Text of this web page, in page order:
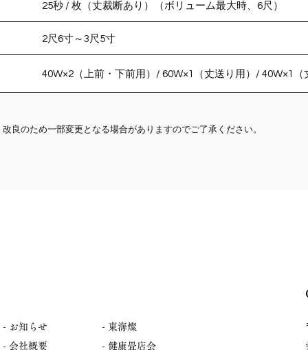
25秒 / 枚（丈裁断あり）（ボリューム最大時、6尺）
2尺6寸～3尺5寸
40W×2（上前・下前用）/ 60W×1（丈送り用）/ 40W×1（
良のため一部変更となる場合がありますのでご了承ください。
- お知らせ
- 会社概要
- 東海燦
- 健康畳店会